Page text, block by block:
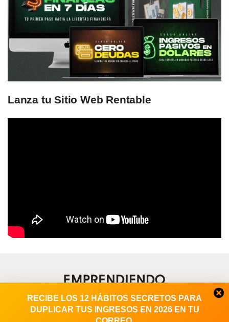
RECIBE LOS 12 HÁBITOS SECRETOS PARA
DUPLICAR TUS INGRESOS EN 2026 EN TU
Lanza tu Sitio Web Rentable